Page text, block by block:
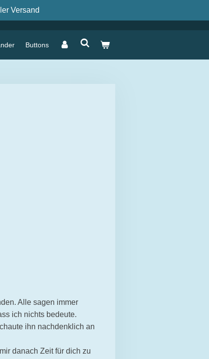
Versand
Buttons
Alle sagen immer
ich nichts bedeute.
ihn nachdenklich an
danach Zeit für dich zu